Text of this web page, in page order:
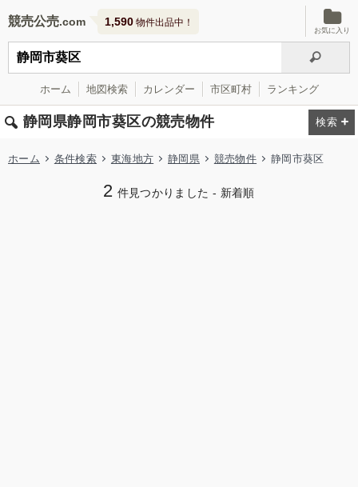
競売公売 1,590 物件出品中！
お気に入り
ホーム 地図検索 カレンダー 市区町村 ランキング
静岡県静岡市葵区の競売物件
ホーム 条件検索 東海地方 静岡県 競売物件 静岡市葵区
2 件見つかりました - 新着順